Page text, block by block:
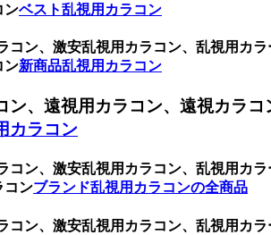
ンベスト乱視用カラコン
コン、激安乱視用カラコン、乱視用カ
ン新商品乱視用カラコン
、遠視用カラコン、遠視カラ
カラコン
コン、激安乱視用カラコン、乱視用カ
コンブランド乱視用カラコンの全商品
コン、激安乱視用カラコン、乱視用カ